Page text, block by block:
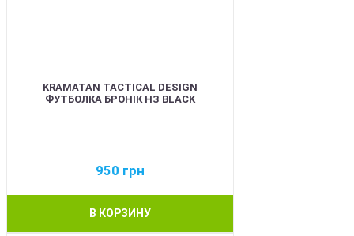
KRAMATAN TACTICAL DESIGN
ФУТБОЛКА БРОНІК НЗ BLACK
950 грн
В КОРЗИНУ